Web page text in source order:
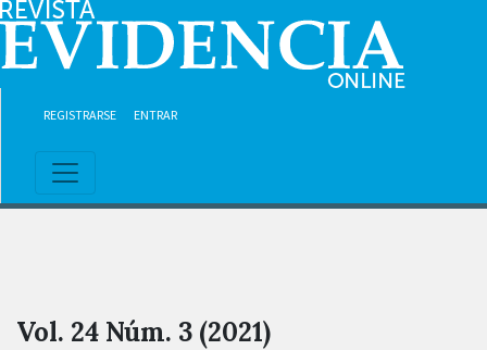
Ir al contenido principal
Ir al menú de navegación principal
Ir al pie de página del sitio
REGISTRARSE ENTRAR
Vol. 24 Núm. 3 (2021)